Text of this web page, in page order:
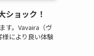
ショック！
す。Vavaira（ヴ
様により良い体験